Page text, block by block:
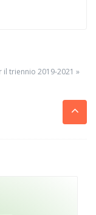
il triennio 2019-2021 »